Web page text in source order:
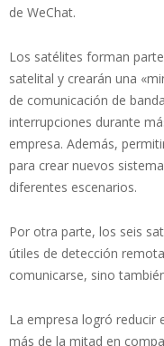
de WeChat.
Los satélites forman
satelital y crearán una
de comunicación de
interrupciones durante
empresa. Además,
para crear nuevos
diferentes escenarios.
Por otra parte, los seis
útiles de detección
comunicarse, sino
La empresa logró reducir
más de la mitad en